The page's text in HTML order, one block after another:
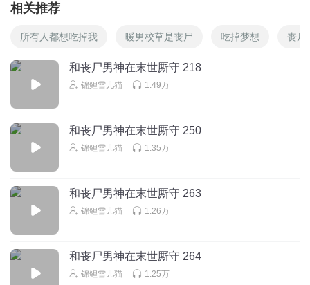
哈哈哈哈哈哈哈
珈禾Tyler
东方朔1975
特别想知道，草的功效
回复
一生誓言1018 回复 @ 东方朔1975
幻的
思期绵绵
相关推荐
所有人都想吃掉我 暖男校草是丧尸 吃掉梦想 丧尸
和丧尸男神在末世厮守 218
锦鲤雪儿猫 1.49万
和丧尸男神在末世厮守 250
锦鲤雪儿猫 1.35万
和丧尸男神在末世厮守 263
锦鲤雪儿猫 1.26万
和丧尸男神在末世厮守 264
锦鲤雪儿猫 1.25万